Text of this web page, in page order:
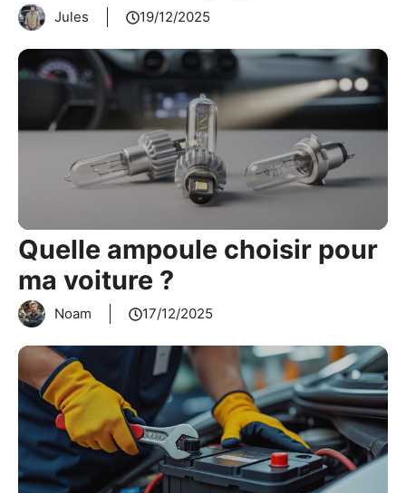
Jules 19/12/2025
Quelle ampoule choisir pour
ma voiture ?
Noam 17/12/2025